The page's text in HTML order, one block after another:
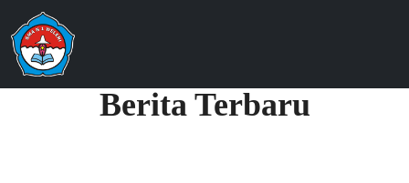
Berita Terbaru